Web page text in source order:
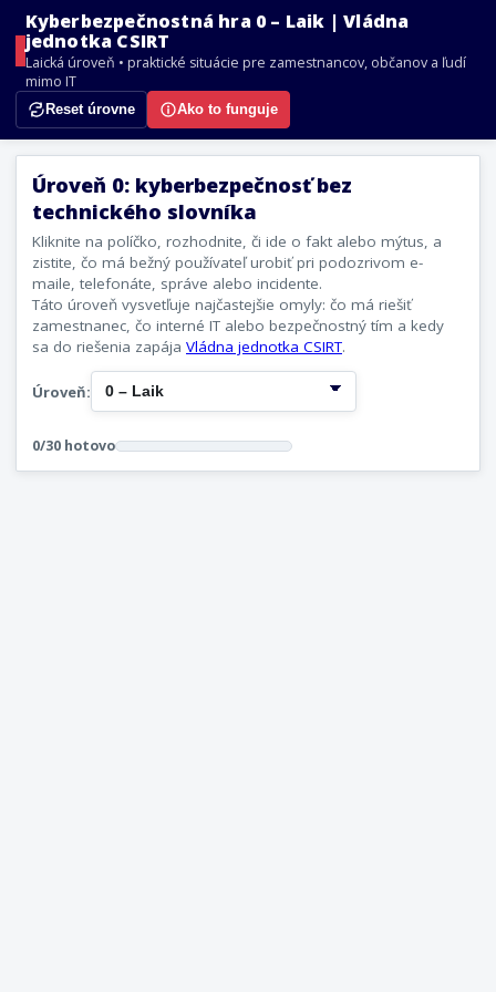
Kyberbezpečnostná hra 0 – Laik | Vládna
jednotka CSIRT
Laická úroveň • praktické situácie pre zamestnancov, občanov a ľudí
mimo IT
Reset úrovne Ako to funguje
Úroveň 0: kyberbezpečnosť bez
technického slovníka
Kliknite na políčko, rozhodnite, či ide o fakt alebo mýtus, a
zistite, čo má bežný používateľ urobiť pri podozrivom e-
maile, telefonáte, správe alebo incidente.
Táto úroveň vysvetľuje najčastejšie omyly: čo má riešiť
zamestnanec, čo interné IT alebo bezpečnostný tím a kedy
sa do riešenia zapája Vládna jednotka CSIRT.
Úroveň:
0/30 hotovo